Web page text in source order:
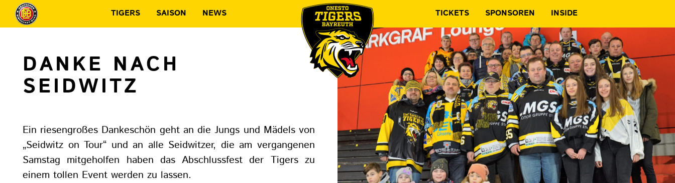
TIGERS SAISON NEWS TICKETS SPONSOREN INSIDE
DANKE NACH
SEIDWITZ
Ein riesengroßes Dankeschön geht an die Jungs und Mädels von
„Seidwitz on Tour“ und an alle Seidwitzer, die am vergangenen
Samstag mitgeholfen haben das Abschlussfest der Tigers zu
einem tollen Event werden zu lassen.